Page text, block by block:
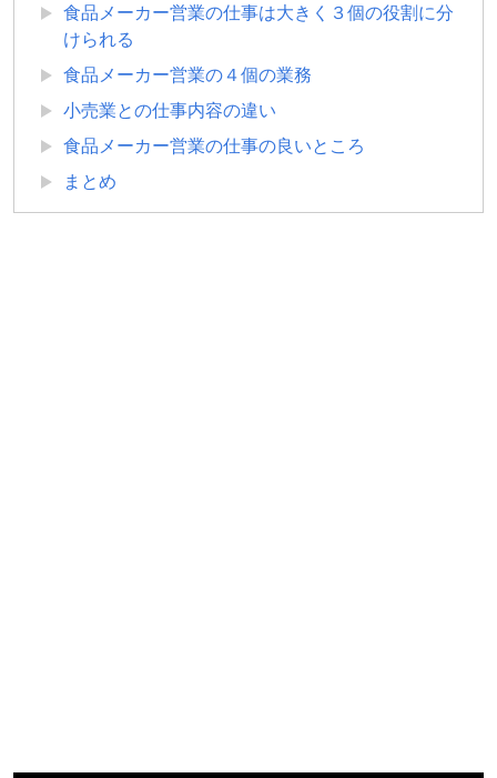
食品メーカー営業の仕事は大きく３個の役割に分
けられる
食品メーカー営業の４個の業務
小売業との仕事内容の違い
食品メーカー営業の仕事の良いところ
まとめ